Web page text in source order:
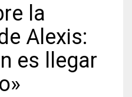
la
Alexis:
es llegar